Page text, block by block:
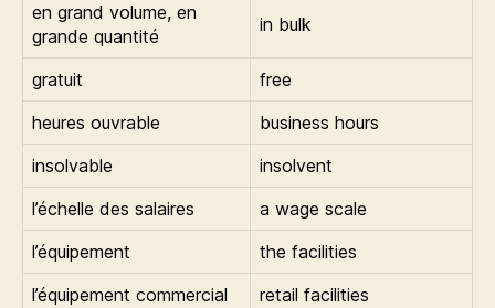
en grand volume, en
grande quantité
in bulk
gratuit
free
heures ouvrable
business hours
insolvable
insolvent
l’échelle des salaires
a wage scale
l’équipement
the facilities
l’équipement commercial
retail facilities